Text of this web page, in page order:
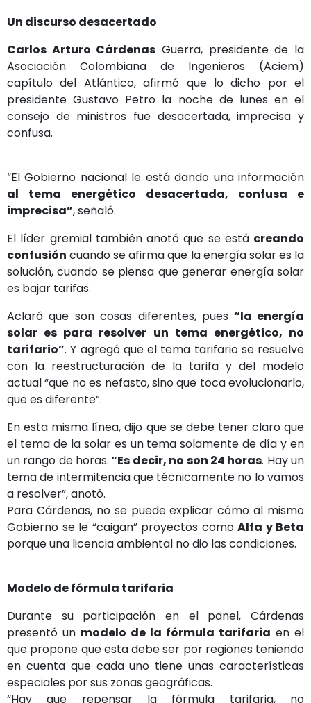
Un discurso desacertado
Carlos Arturo Cárdenas Guerra, presidente de la
Asociación Colombiana de Ingenieros (Aciem)
capítulo del Atlántico, afirmó que lo dicho por el
presidente Gustavo Petro la noche de lunes en el
consejo de ministros fue desacertada, imprecisa y
confusa.
“El Gobierno nacional le está dando una información
al tema energético desacertada, confusa e
imprecisa”, señaló.
El líder gremial también anotó que se está creando
confusión cuando se afirma que la energía solar es la
solución, cuando se piensa que generar energía solar
es bajar tarifas.
Aclaró que son cosas diferentes, pues “la energía
solar es para resolver un tema energético, no
tarifario”. Y agregó que el tema tarifario se resuelve
con la reestructuración de la tarifa y del modelo
actual “que no es nefasto, sino que toca evolucionarlo,
que es diferente”.
En esta misma línea, dijo que se debe tener claro que
el tema de la solar es un tema solamente de día y en
un rango de horas.“Es decir, no son 24 horas. Hay un
tema de intermitencia que técnicamente no lo vamos
a resolver”, anotó.
Para Cárdenas, no se puede explicar cómo al mismo
Gobierno se le “caigan” proyectos como Alfa y Beta
porque una licencia ambiental no dio las condiciones.
Modelo de fórmula tarifaria
Durante su participación en el panel, Cárdenas
presentó un modelo de la fórmula tarifaria en el
que propone que esta debe ser por regiones teniendo
en cuenta que cada uno tiene unas características
especiales por sus zonas geográficas.
“Hay que repensar la fórmula tarifaria, no